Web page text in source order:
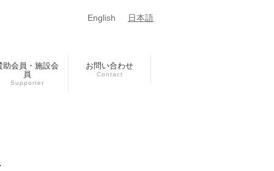
English 日本語
助会員・施設会
員
Supporter
お問い合わせ
Contact